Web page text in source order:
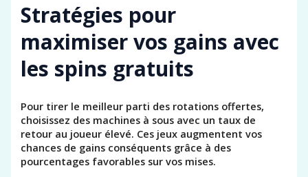
Stratégies pour
maximiser vos gains avec
les spins gratuits
Pour tirer le meilleur parti des rotations offertes,
choisissez des machines à sous avec un taux de
retour au joueur élevé. Ces jeux augmentent vos
chances de gains conséquents grâce à des
pourcentages favorables sur vos mises.